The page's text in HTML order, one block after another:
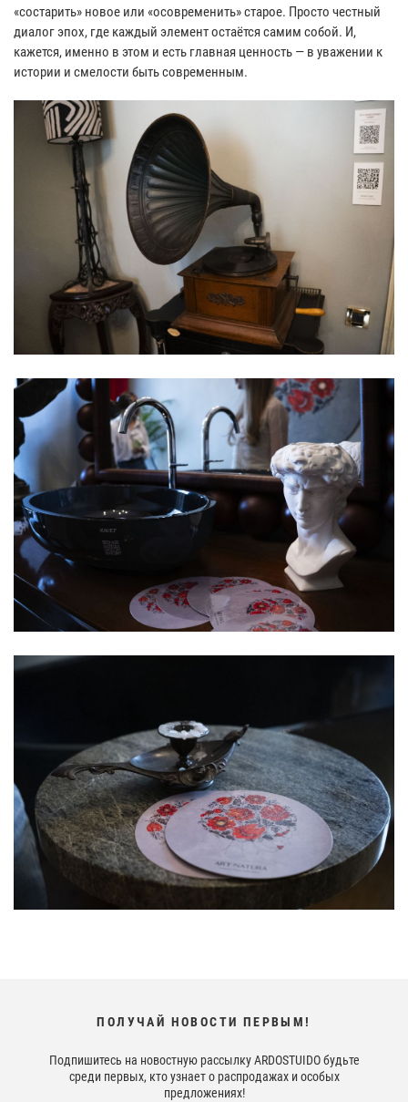
«состарить» новое или «осовременить» старое. Просто честный
диалог эпох, где каждый элемент остаётся самим собой. И,
кажется, именно в этом и есть главная ценность — в уважении к
истории и смелости быть современным.
ПОЛУЧАЙ НОВОСТИ ПЕРВЫМ!
Подпишитесь на новостную рассылку ARDOSTUIDO будьте
среди первых, кто узнает о распродажах и особых
предложениях!